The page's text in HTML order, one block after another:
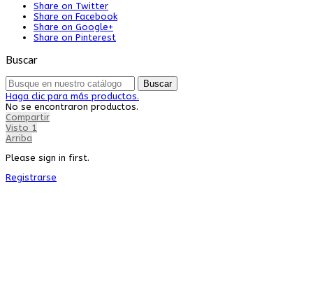
Share on Twitter
Share on Facebook
Share on Google+
Share on Pinterest
Buscar
Buscar
Haga clic para más productos.
No se encontraron productos.
Compartir
Visto 1
Arriba
Please sign in first.
Registrarse